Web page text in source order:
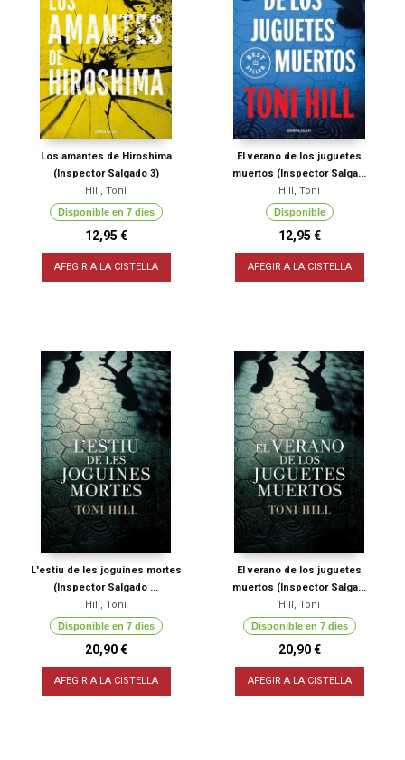
Los amantes de Hiroshima
(Inspector Salgado 3)
Hill, Toni
Disponible en 7 dies
12,95 €
AFEGIR A LA CISTELLA
El verano de los juguetes
muertos (Inspector Salga...
Hill, Toni
Disponible
12,95 €
AFEGIR A LA CISTELLA
L'estiu de les joguines mortes
(Inspector Salgado ...
Hill, Toni
Disponible en 7 dies
20,90 €
AFEGIR A LA CISTELLA
El verano de los juguetes
muertos (Inspector Salga...
Hill, Toni
Disponible en 7 dies
20,90 €
AFEGIR A LA CISTELLA